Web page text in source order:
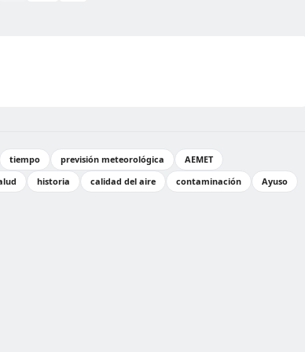
tiempo previsión meteorológica
AEMET
historia calidad del aire contaminación
Ayuso